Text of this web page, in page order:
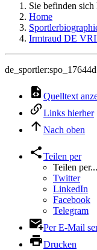
Sie befinden sich
Home
Irmtraud DE
de_sportler:spo_17644d
Quelltext
Links hierher
Nach oben
Teilen per
Teilen per...
Twitter
LinkedIn
Facebook
Telegram
Per E-Mail
Drucken